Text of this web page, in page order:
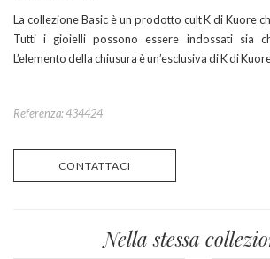
La collezione Basic è un prodotto cult K di Kuore
Tutti i gioielli possono essere indossati sia
L’elemento della chiusura è un’esclusiva di K di
Referenza: 434424
CONTATTACI
Nella stessa